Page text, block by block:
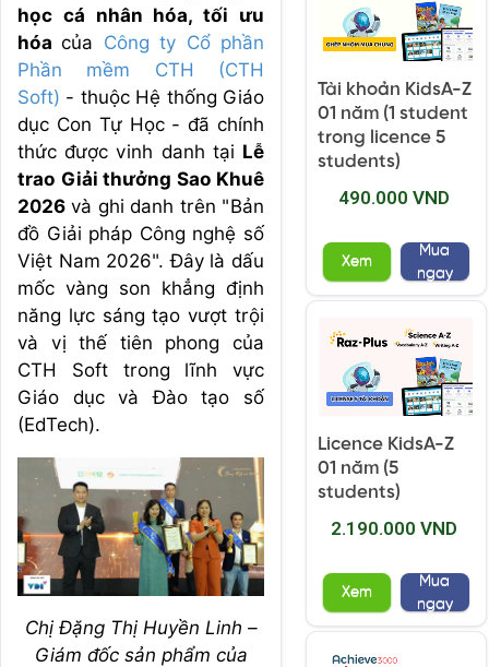
học cá nhân hóa, tối ưu
hóacủa Công ty Cổ phần
Phần mềm CTH (CTH
Soft) - thuộc Hệ thống Giáo
dục Con Tự Học - đã chính
thức được vinh danh tại Lễ
trao Giải thưởng Sao Khuê
2026 và ghi danh trên "Bản
đồ Giải pháp Công nghệ số
Việt Nam 2026". Đây là dấu
mốc vàng son khẳng định
năng lực sáng tạo vượt trội
và vị thế tiên phong của
CTH Soft trong lĩnh vực
Giáo dục và Đào tạo số
(EdTech).
Chị Đặng Thị Huyền Linh –
Giám đốc sản phẩm của
Tài khoản KidsA-Z
01 năm (1 student
trong licence 5
students)
490.000 VND
Xem
Mua
ngay
Licence KidsA-Z
01 năm (5
students)
2.190.000 VND
Xem
Mua
ngay